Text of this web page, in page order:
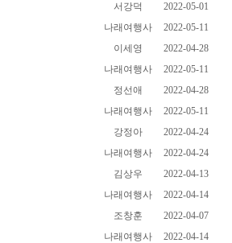
서강덕 2022-05-01
나래여행사 2022-05-11
이세영 2022-04-28
나래여행사 2022-05-11
정선애 2022-04-28
나래여행사 2022-05-11
강정아 2022-04-24
나래여행사 2022-04-24
김상우 2022-04-13
나래여행사 2022-04-14
조창훈 2022-04-07
나래여행사 2022-04-14